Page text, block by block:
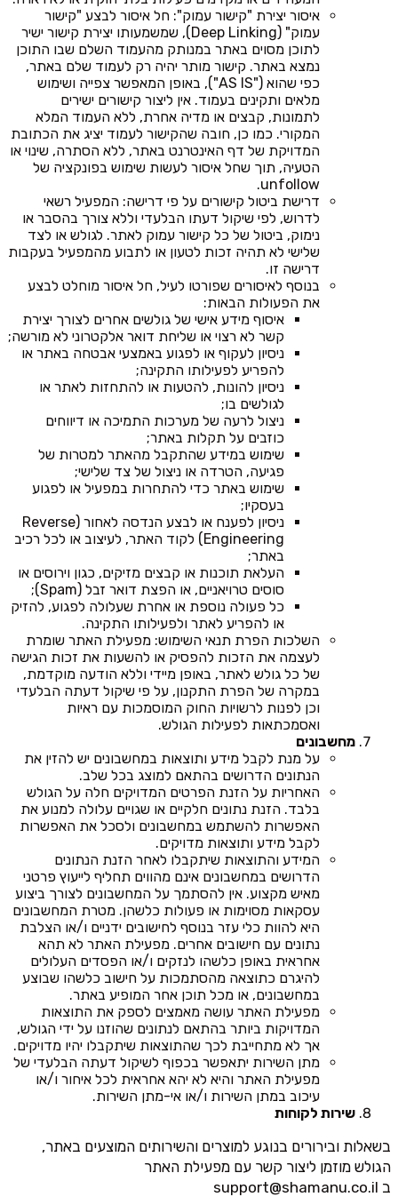
איסור יצירת "קישור עמוק": חל איסור לבצע "קישור
עמוק" (Deep Linking), שמשמעותו יצירת קישור ישיר
לתוכן מסוים באתר במנותק מהעמוד השלם שבו התוכן
נמצא באתר. קישור מותר יהיה רק לעמוד שלם באתר,
כפי שהוא ("AS IS"), באופן המאפשר צפייה ושימוש
מלאים ותקינים בעמוד. אין ליצור קישורים ישירים
לתמונות, קבצים או מדיה אחרת, ללא העמוד המלא
המקורי. כמו כן, חובה שהקישור לעמוד יציג את הכתובת
המדויקת של דף האינטרנט באתר, ללא הסתרה, שינוי או
הטעיה, תוך שחל איסור לעשות שימוש בפונקציה של
unfollow.
דרישת ביטול קישורים על פי דרישה: המפעיל רשאי
לדרוש, לפי שיקול דעתו הבלעדי וללא צורך בהסבר או
נימוק, ביטול של כל קישור עמוק לאתר. לגולש או לצד
שלישי לא תהיה זכות לטעון או לתבוע מהמפעיל בעקבות
דרישה זו.
בנוסף לאיסורים שפורטו לעיל, חל איסור מוחלט לבצע
את הפעולות הבאות:
איסוף מידע אישי של גולשים אחרים לצורך יצירת
קשר לא רצוי או שליחת דואר אלקטרוני לא מורשה;
ניסיון לעקוף או לפגוע באמצעי אבטחה באתר או
להפריע לפעילותו התקינה;
ניסיון להונות, להטעות או להתחזות לאתר או
לגולשים בו;
ניצול לרעה של מערכות התמיכה או דיווחים
כוזבים על תקלות באתר;
שימוש במידע שהתקבל מהאתר למטרות של
פגיעה, הטרדה או ניצול של צד שלישי;
שימוש באתר כדי להתחרות במפעיל או לפגוע
בעסקיו;
ניסיון לפענח או לבצע הנדסה לאחור (Reverse
Engineering) לקוד האתר, לעיצוב או לכל רכיב
באתר;
העלאת תוכנות או קבצים מזיקים, כגון וירוסים או
סוסים טרויאניים, או הפצת דואר זבל (Spam);
כל פעולה נוספת או אחרת שעלולה לפגוע, להזיק
או להפריע לאתר ולפעילותו התקינה.
השלכות הפרת תנאי השימוש: מפעילת האתר שומרת
לעצמה את הזכות להפסיק או להשעות את זכות הגישה
של כל גולש לאתר, באופן מיידי וללא הודעה מוקדמת,
במקרה של הפרת התקנון, על פי שיקול דעתה הבלעדי
וכן לפנות לרשויות החוק המוסמכות עם ראיות
ואסמכתאות לפעילות הגולש.
מחשבונים
על מנת לקבל מידע ותוצאות במחשבונים יש להזין את
הנתונים הדרושים בהתאם למוצג בכל שלב.
האחריות על הזנת הפרטים המדויקים חלה על הגולש
בלבד. הזנת נתונים חלקיים או שגויים עלולה למנוע את
האפשרות להשתמש במחשבונים ולסכל את האפשרות
לקבל מידע ותוצאות מדויקים.
המידע והתוצאות שיתקבלו לאחר הזנת הנתונים
הדרושים במחשבונים אינם מהווים תחליף לייעוץ פרטני
מאיש מקצוע. אין להסתמך על המחשבונים לצורך ביצוע
עסקאות מסוימות או פעולות כלשהן. מטרת המחשבונים
היא להוות כלי עזר בנוסף לחישובים ידניים ו/או הצלבת
נתונים עם חישובים אחרים. מפעילת האתר לא תהא
אחראית באופן כלשהו לנזקים ו/או הפסדים העלולים
להיגרם כתוצאה מהסתמכות על חישוב כלשהו שבוצע
במחשבונים, או מכל תוכן אחר המופיע באתר.
מפעילת האתר עושה מאמצים לספק את התוצאות
המדויקות ביותר בהתאם לנתונים שהוזנו על ידי הגולש,
אך לא מתחייבת לכך שהתוצאות שיתקבלו יהיו מדויקים.
מתן השירות יתאפשר בכפוף לשיקול דעתה הבלעדי של
מפעילת האתר והיא לא יהא אחראית לכל איחור ו/או
עיכוב במתן השירות ו/או אי-מתן השירות.
שירות לקוחות
בשאלות ובירורים בנוגע למוצרים והשירותים המוצעים באתר,
הגולש מוזמן ליצור קשר עם מפעילת האתר
ב support@shamanu.co.il